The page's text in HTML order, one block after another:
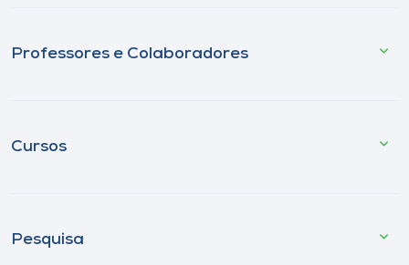
Professores e Colaboradores
Cursos
Pesquisa